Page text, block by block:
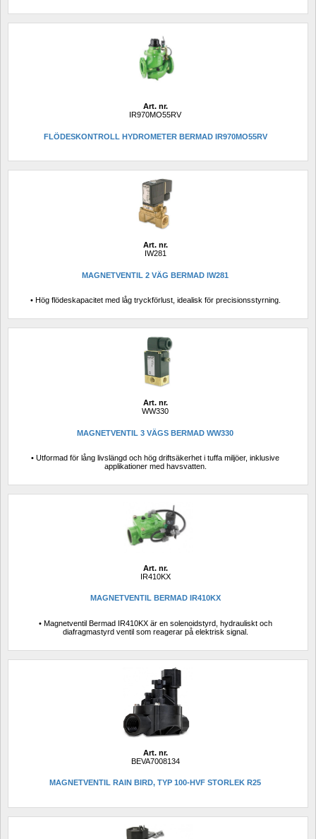
Art. nr.
IR970MO55RV
FLÖDESKONTROLL HYDROMETER BERMAD IR970MO55RV
Art. nr.
IW281
MAGNETVENTIL 2 VÄG BERMAD IW281
• Hög flödeskapacitet med låg tryckförlust, idealisk för precisionsstyrning.
Art. nr.
WW330
MAGNETVENTIL 3 VÄGS BERMAD WW330
• Utformad för lång livslängd och hög driftsäkerhet i tuffa miljöer, inklusive
applikationer med havsvatten.
Art. nr.
IR410KX
MAGNETVENTIL BERMAD IR410KX
• Magnetventil Bermad IR410KX är en solenoidstyrd, hydrauliskt och
diafragmastyrd ventil som reagerar på elektrisk signal.
Art. nr.
BEVA7008134
MAGNETVENTIL RAIN BIRD, TYP 100-HVF STORLEK R25